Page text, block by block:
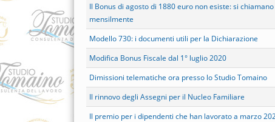
Il Bonus di agosto di 1880 euro non esiste: si
mensilmente
Modello 730: i documenti utili per la Dichiarazione
Modifica Bonus Fiscale dal 1° luglio 2020
Dimissioni telematiche ora presso lo Studio Tomaino
Il rinnovo degli Assegni per il Nucleo Familiare
Il premio per i dipendenti che han lavorato a marzo